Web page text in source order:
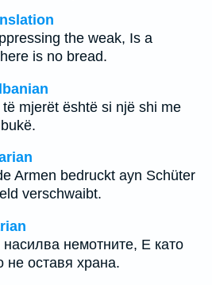
the weak, Is a
is no bread.
mjerët është si një shi me
Armen bedruckt ayn Schüter
verschwaibt.
немотните, Е като
не оставя храна.